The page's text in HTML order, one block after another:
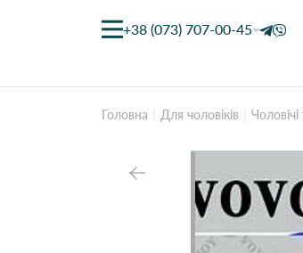
+38 (073) 707-00-45
Головна Для чоловіків